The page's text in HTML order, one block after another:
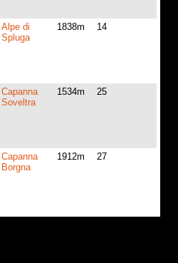
Alpe di
Spluga
1838m 14
Capanna
Soveltra
1534m 25
Capanna
Borgna
1912m 27